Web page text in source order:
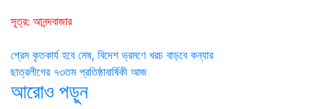
সূত্র: আনন্দবাজার
Post
navigation
প্রেম কৃতকার্য হবে মেষ, বিদেশ ভ্রমণে খরচ বাড়বে কন্যার
ছাত্রলীগের ৭৩তম প্রতিষ্ঠাবার্ষিকী আজ
আরোও পড়ুন